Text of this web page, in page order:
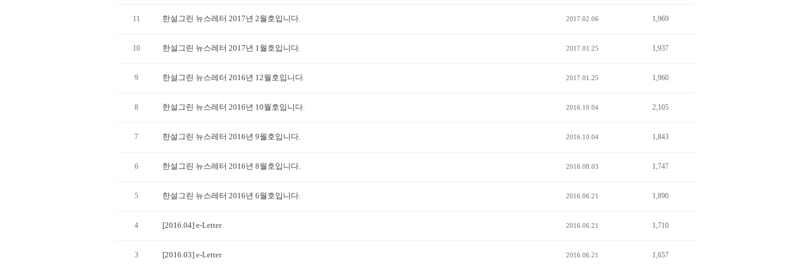
11 한설그린 뉴스레터 2017년 2월호입니다. 2017.02.06 1,969
10 한설그린 뉴스레터 2017년 1월호입니다. 2017.01.25 1,937
9 한설그린 뉴스레터 2016년 12월호입니다. 2017.01.25 1,960
8 한설그린 뉴스레터 2016년 10월호입니다. 2016.10.04 2,105
7 한설그린 뉴스레터 2016년 9월호입니다. 2016.10.04 1,843
6 한설그린 뉴스레터 2016년 8월호입니다. 2016.08.03 1,747
5 한설그린 뉴스레터 2016년 6월호입니다. 2016.06.21 1,890
4 [2016.04] e-Letter 2016.06.21 1,710
3 [2016.03] e-Letter 2016.06.21 1,657